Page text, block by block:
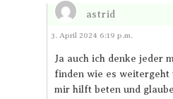
astrid
Antworten
3. April 2024 6:19 p.m.
Ja auch ich denke jeder
finden wie es weitergeht
mir hilft beten und